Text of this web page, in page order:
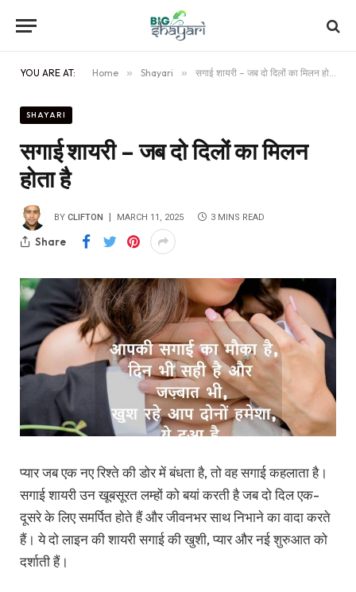
YOU ARE AT: Home » Shayari » सगाई शायरी – जब दो दिलों का मिलन होता है
SHAYARI
सगाई शायरी – जब दो दिलों का मिलन
होता है
BY CLIFTON MARCH 11, 2025 3 MINS READ
Share
प्यार जब एक नए रिश्ते की डोर में बंधता है, तो वह सगाई कहलाता है।
सगाई शायरीउन खूबसूरत लम्हों को बयां करती है जब दो दिल एक-
दूसरे के लिए समर्पित होते हैं और जीवनभर साथ निभाने का वादा करते
हैं। ये दो लाइन की शायरी सगाई की खुशी, प्यार और नई शुरुआत को
दर्शाती हैं।